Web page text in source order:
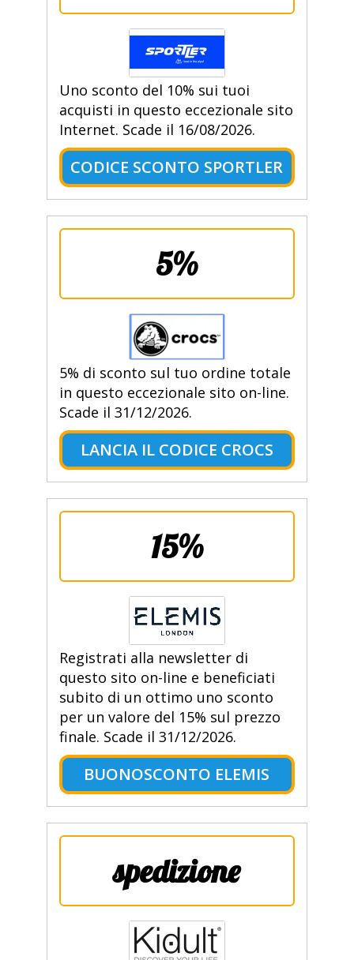
Uno sconto del 10% sui tuoi
acquisti in questo eccezionale sito
Internet. Scade il 16/08/2026.
CODICE SCONTO SPORTLER
5%
5% di sconto sul tuo ordine totale
in questo eccezionale sito on-line.
Scade il 31/12/2026.
LANCIA IL CODICE CROCS
15%
Registrati alla newsletter di
questo sito on-line e beneficiati
subito di un ottimo uno sconto
per un valore del 15% sul prezzo
finale. Scade il 31/12/2026.
BUONOSCONTO ELEMIS
spedizione